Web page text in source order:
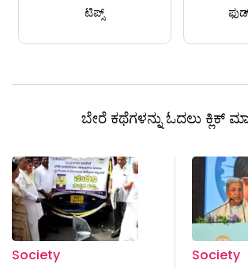
ಟಿಪ್ಸ್
ಬೇರೆ ಕಥೆಗಳನ್ನು ಓದಲು ಕ್ಲಿಕ್
Society
Society